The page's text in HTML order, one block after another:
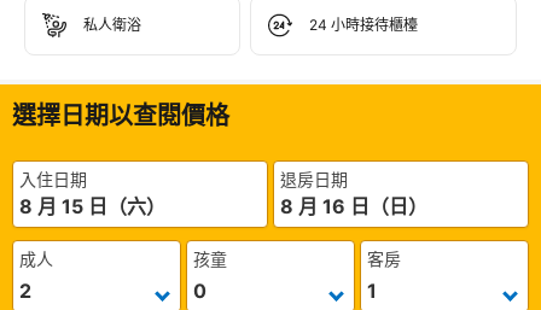
私人衛浴 24 小時接待櫃檯
選擇日期以查閱價格
入住日期
8 月 15 日（六）
退房日期
8 月 16 日（日）
成人 孩童 客房